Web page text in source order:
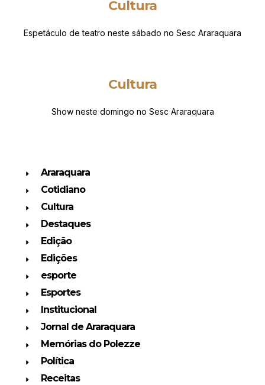
Cultura
Espetáculo de teatro neste sábado no Sesc Araraquara
Cultura
Show neste domingo no Sesc Araraquara
Araraquara
Cotidiano
Cultura
Destaques
Edição
Edições
esporte
Esportes
Institucional
Jornal de Araraquara
Memórias do Polezze
Política
Receitas